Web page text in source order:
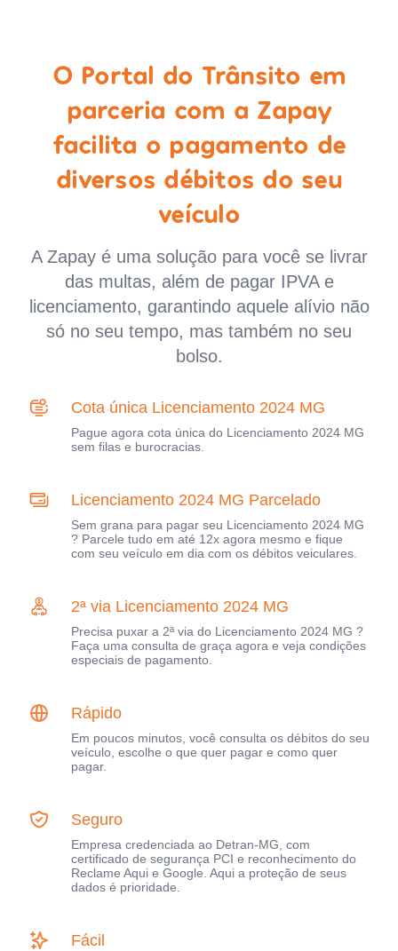
O Portal do Trânsito em
parceria com a Zapay
facilita o pagamento de
diversos débitos do seu
veículo
A Zapay é uma solução para você se livrar
das multas, além de pagar IPVA e
licenciamento, garantindo aquele alívio não
só no seu tempo, mas também no seu
bolso.
Cota única Licenciamento 2024 MG
Pague agora cota única do Licenciamento 2024 MG
sem filas e burocracias.
Licenciamento 2024 MG Parcelado
Sem grana para pagar seu Licenciamento 2024 MG
? Parcele tudo em até 12x agora mesmo e fique
com seu veículo em dia com os débitos veiculares.
2ª via Licenciamento 2024 MG
Precisa puxar a 2ª via do Licenciamento 2024 MG ?
Faça uma consulta de graça agora e veja condições
especiais de pagamento.
Rápido
Em poucos minutos, você consulta os débitos do seu
veículo, escolhe o que quer pagar e como quer
pagar.
Seguro
Empresa credenciada ao Detran-MG, com
certificado de segurança PCI e reconhecimento do
Reclame Aqui e Google. Aqui a proteção de seus
dados é prioridade.
Fácil